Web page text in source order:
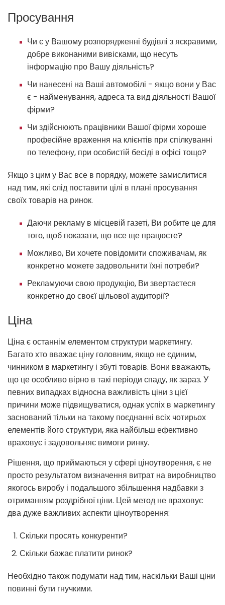
Просування
Чи є у Вашому розпорядженні будівлі з яскравими,
добре виконаними вивісками, що несуть
інформацію про Вашу діяльність?
Чи нанесені на Ваші автомобілі - якщо вони у Вас
є - найменування, адреса та вид діяльності Вашої
фірми?
Чи здійснюють працівники Вашої фірми хороше
професійне враження на клієнтів при спілкуванні
по телефону, при особистій бесіді в офісі тощо?
Якщо з цим у Вас все в порядку, можете замислитися
над тим, які слід поставити цілі в плані просування
своїх товарів на ринок.
Даючи рекламу в місцевій газеті, Ви робите це для
того, щоб показати, що все ще працюєте?
Можливо, Ви хочете повідомити споживачам, як
конкретно можете задовольнити їхні потреби?
Рекламуючи свою продукцію, Ви звертаєтеся
конкретно до своєї цільової аудиторії?
Ціна
Ціна є останнім елементом структури маркетингу.
Багато хто вважає ціну головним, якщо не єдиним,
чинником в маркетингу і збуті товарів. Вони вважають,
що це особливо вірно в такі періоди спаду, як зараз. У
певних випадках відносна важливість ціни з цієї
причини може підвищуватися, однак успіх в маркетингу
заснований тільки на такому поєднанні всіх чотирьох
елементів його структури, яка найбільш ефективно
враховує і задовольняє вимоги ринку.
Рішення, що приймаються у сфері ціноутворення, є не
просто результатом визначення витрат на виробництво
якогось виробу і подальшого збільшення надбавки з
отриманням роздрібної ціни. Цей метод не враховує
два дуже важливих аспекти ціноутворення:
Скільки просять конкуренти?
Скільки бажає платити ринок?
Необхідно також подумати над тим, наскільки Ваші ціни
повинні бути гнучкими.